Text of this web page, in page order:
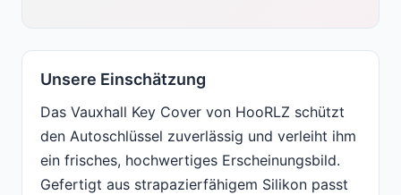
Unsere Einschätzung
Das Vauxhall Key Cover von HooRLZ schützt
den Autoschlüssel zuverlässig und verleiht ihm
ein frisches, hochwertiges Erscheinungsbild.
Gefertigt aus strapazierfähigem Silikon passt